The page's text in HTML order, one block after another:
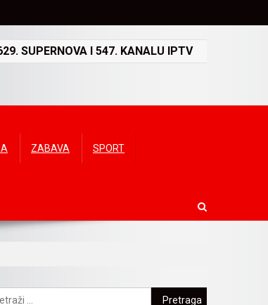
SUPERNOVA I 547. KANALU IPTV
ZABAVA SPORT
Pretraga: